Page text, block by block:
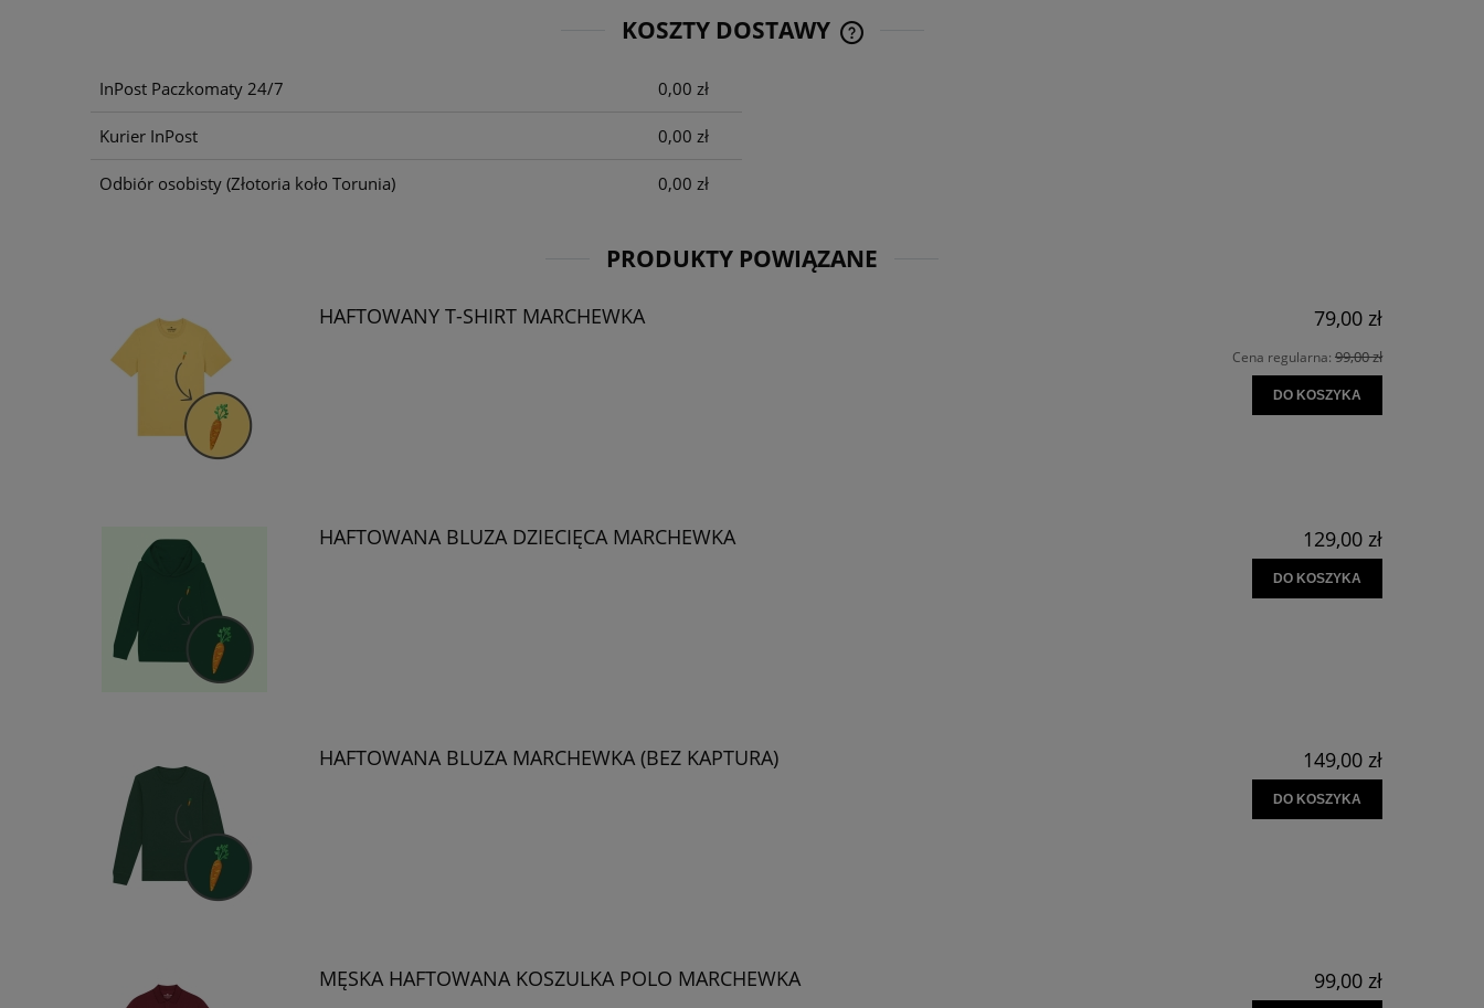
KOSZTY DOSTAWY
InPost Paczkomaty 24/7 0,00 zł
Kurier InPost 0,00 zł
Odbiór osobisty (Złotoria koło Torunia) 0,00 zł
PRODUKTY POWIĄZANE
HAFTOWANY T-SHIRT MARCHEWKA 79,00 zł
Cena regularna: 99,00 zł
DO KOSZYKA
HAFTOWANA BLUZA DZIECIĘCA MARCHEWKA 129,00 zł
DO KOSZYKA
HAFTOWANA BLUZA MARCHEWKA (BEZ KAPTURA) 149,00 zł
DO KOSZYKA
MĘSKA HAFTOWANA KOSZULKA POLO MARCHEWKA 99,00 zł